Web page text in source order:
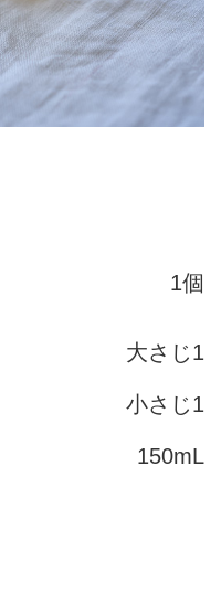
1個
大さじ1
小さじ1
150mL